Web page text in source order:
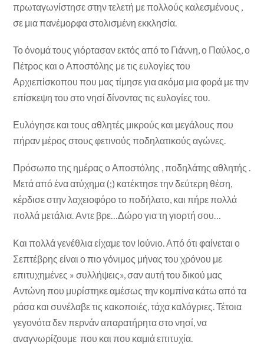
πρωταγωνίστησε στην τελετή με πολλούς καλεσμένους ,
σε μια πανέμορφα στολισμένη εκκλησία.
Το όνομά τους γιόρτασαν εκτός από το Γιάννη, ο Παύλος, ο
Πέτρος και ο Αποστόλης με τις ευλογίες του
Αρχιεπίσκοπου που μας τίμησε για ακόμα μια φορά με την
επίσκεψη του στο νησί δίνοντας τις ευλογίες του.
Ευλόγησε και τους αθλητές μικρούς και μεγάλους που
πήραν μέρος στους φετινούς ποδηλατικούς αγώνες.
Πρόσωπο της ημέρας ο Αποστόλης , ποδηλάτης αθλητής .
Μετά από ένα ατύχημα (;) κατέκτησε την δεύτερη θέση,
κέρδισε στην λαχειοφόρο το ποδήλατο, και πήρε πολλά
πολλά μετάλια. Αντε βρε…Δώρο για τη γιορτή σου…
Και πολλά γενέθλια είχαμε τον Ιούνιο. Από ότι φαίνεται ο
Σεπτέβρης είναι ο πιο γόνιμος μήνας του χρόνου με
επιτυχημένες » συλλήψεις», σαν αυτή του δικού μας
Αντώνη που μυρίστηκε αμέσως την κομπίνα κάτω από τα
ράσα και συνέλαβε τις κακοποιές, τάχα καλόγριες. Τέτοια
γεγονότα δεν περνάν απαρατήρητα στο νησί, να
αναγνωρίζουμε που και που καμιά επιτυχία.